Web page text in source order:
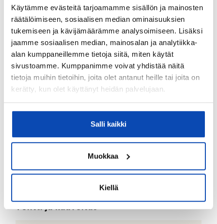
Käytämme evästeitä tarjoamamme sisällön ja mainosten
räätälöimiseen, sosiaalisen median ominaisuuksien
tukemiseen ja kävijämäärämme analysoimiseen. Lisäksi
jaamme sosiaalisen median, mainosalan ja analytiikka-
alan kumppaneillemme tietoja siitä, miten käytät
sivustoamme. Kumppanimme voivat yhdistää näitä
tietoja muihin tietoihin, joita olet antanut heille tai joita on
kerätty, kun olet käyttänyt heidän palvelujaan.
Salli kaikki
Muokkaa
Kiellä
Katemateriaali:
Huopa
Lämmitysjärjestelmä:
Öljy
Onko kohteesta energiatodistusta?:
Rakennukseen tehdyt korjaukset/remontit:
Sauna psh remontoitu 2010 samalla käyttövesiputket
komposiitiksi, asuinosan pinnat uusittu/ siistitty miltei
Tontti ja kaavoitus